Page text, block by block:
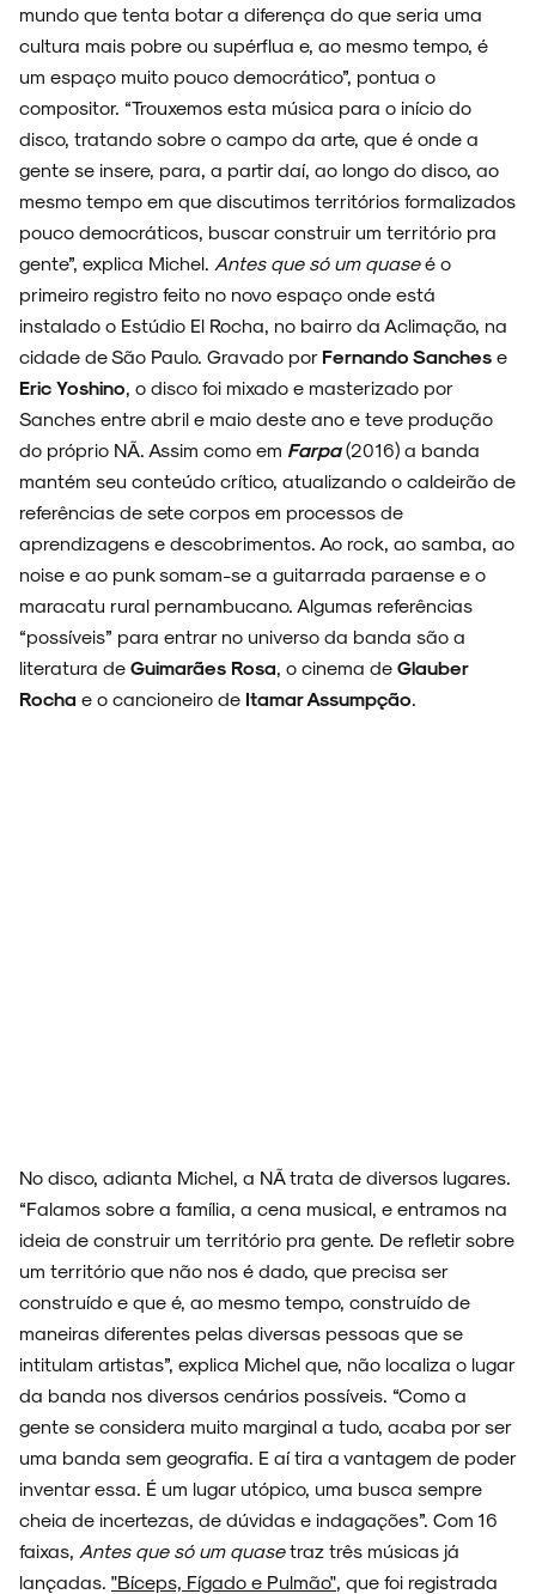
mundo que tenta botar a diferença do que seria uma
cultura mais pobre ou supérflua e, ao mesmo tempo, é
um espaço muito pouco democrático”, pontua o
compositor. “Trouxemos esta música para o início do
disco, tratando sobre o campo da arte, que é onde a
gente se insere, para, a partir daí, ao longo do disco, ao
mesmo tempo em que discutimos territórios formalizados
pouco democráticos, buscar construir um território pra
gente”, explica Michel. Antes que só um quaseé o
primeiro registro feito no novo espaço onde está
instalado o Estúdio El Rocha, no bairro da Aclimação, na
cidade de São Paulo. Gravado por Fernando Sanches e
Eric Yoshino , o disco foi mixado e masterizado por
Sanches entre abril e maio deste ano e teve produção
do próprio NÃ. Assim como em Farpa(2016) a banda
mantém seu conteúdo crítico, atualizando o caldeirão de
referências de sete corpos em processos de
aprendizagens e descobrimentos. Ao rock, ao samba, ao
noise e ao punk somam-se a guitarrada paraense e o
maracatu rural pernambucano. Algumas referências
“possíveis” para entrar no universo da banda são a
literatura de Guimarães Rosa , o cinema de Glauber
Rocha e o cancioneiro de Itamar Assumpção
No disco, adianta Michel, a NÃ trata de diversos lugares.
“Falamos sobre a família, a cena musical, e entramos na
ideia de construir um território pra gente. De refletir sobre
um território que não nos é dado, que precisa ser
construído e que é, ao mesmo tempo, construído de
maneiras diferentes pelas diversas pessoas que se
intitulam artistas”, explica Michel que, não localiza o lugar
da banda nos diversos cenários possíveis. “Como a
gente se considera muito marginal a tudo, acaba por ser
uma banda sem geografia. E aí tira a vantagem de poder
inventar essa. É um lugar utópico, uma busca sempre
cheia de incertezas, de dúvidas e indagações”. Com 16
faixas, Antes que só um quasetraz três músicas já
lançadas. "Bíceps, Fígado e Pulmão" , que foi registrada